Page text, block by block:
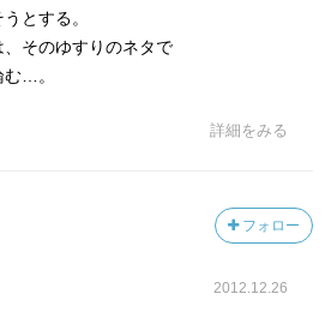
とする。
そのゆすりのネタで
…。
詳細をみる
フォロー
2012.12.26